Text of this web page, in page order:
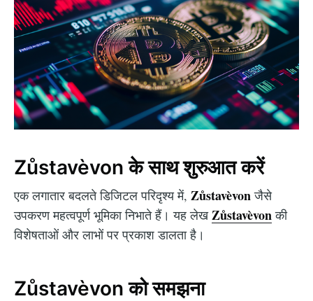
Zůstavèvon के साथ शुरुआत करें
एक लगातार बदलते डिजिटल परिदृश्य में, Zůstavèvonजैसे
उपकरण महत्वपूर्ण भूमिका निभाते हैं। यह लेखZůstavèvonकी
विशेषताओं और लाभों पर प्रकाश डालता है।
Zůstavèvon को समझना